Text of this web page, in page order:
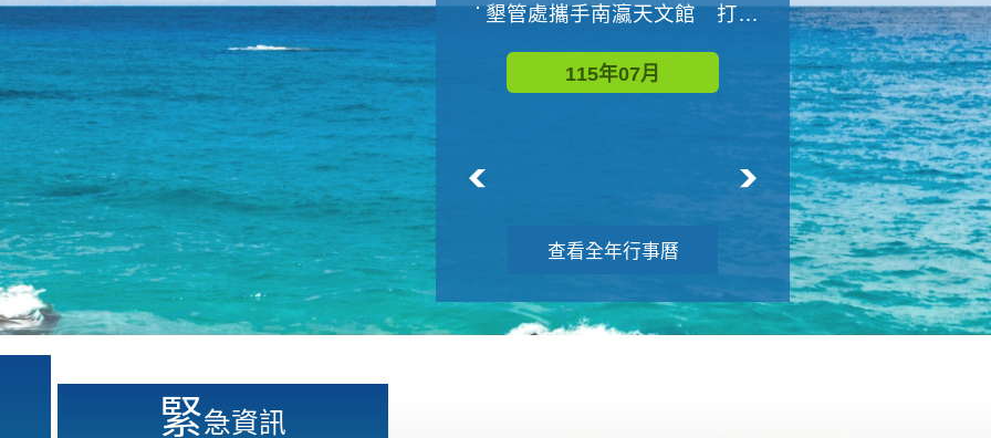
墾管處攜手南瀛天文館 打造沉浸式天文探索營隊
115年07月
115年08月
查看全年行事曆
緊急資訊